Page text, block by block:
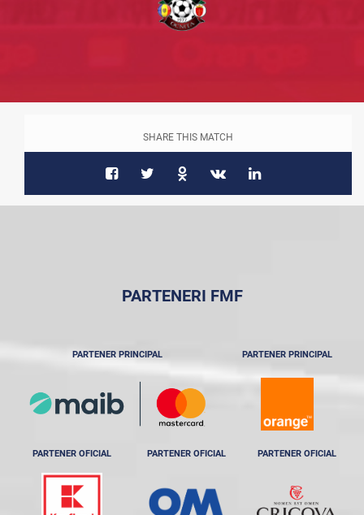
SHARE THIS MATCH
PARTENERI FMF
PARTENER PRINCIPAL PARTENER PRINCIPAL
PARTENER OFICIAL PARTENER OFICIAL PARTENER OFICIAL